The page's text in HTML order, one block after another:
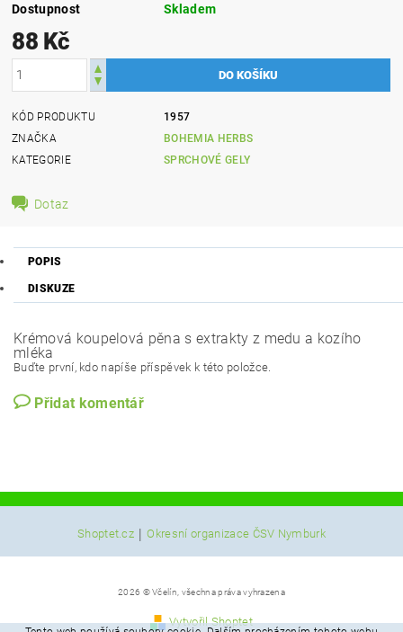
Dostupnost Skladem
88 Kč
KÓD PRODUKTU
1957
ZNAČKA
BOHEMIA HERBS
KATEGORIE
SPRCHOVÉ GELY
Dotaz
POPIS
DISKUZE
Krémová koupelová pěna s extrakty z medu a kozího
mléka
Buďte první, kdo napíše příspěvek k této položce.
Přidat komentář
Shoptet.cz | Okresní organizace ČSV Nymburk
2026 © Včelín, všechna práva vyhrazena
Vytvořil Shoptet